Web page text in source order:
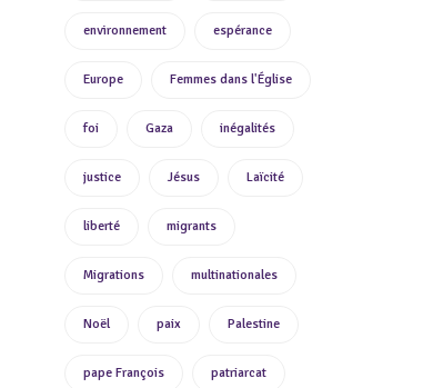
environnement espérance
Europe Femmes dans l'Église
foi Gaza inégalités
justice Jésus Laïcité
liberté migrants
Migrations multinationales
Noël paix Palestine
pape François patriarcat